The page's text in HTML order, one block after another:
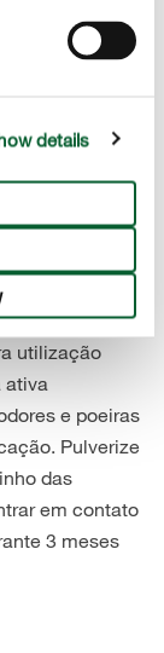
details
se
e limpa
Prepare o
e deixe-o em
das
no
no
utilização
ativa
e poeiras
Pulverize
das
em contato
3 meses